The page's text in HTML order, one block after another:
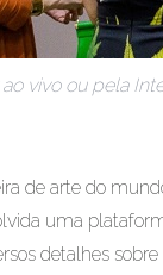
ao vivo ou pela
de arte do
uma
detalhes